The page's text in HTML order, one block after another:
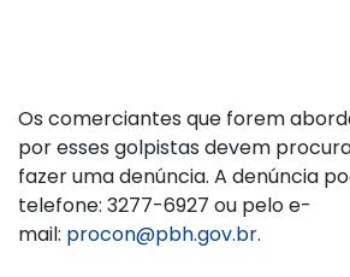
Os comerciantes que forem
por esses golpistas devem
fazer uma denúncia. A denúncia
telefone: 3277-6927 ou pelo e-
mail: procon@pbh.gov.br.